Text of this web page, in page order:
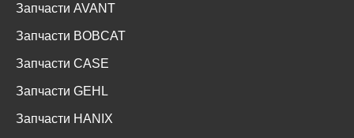
Запчасти AVANT
Запчасти BOBCAT
Запчасти CASE
Запчасти GEHL
Запчасти HANIX